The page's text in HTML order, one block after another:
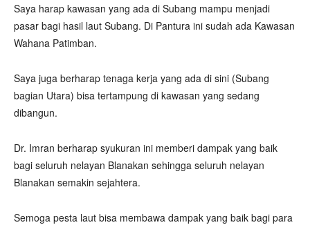
Saya harap kawasan yang ada di Subang mampu menjadi
pasar bagi hasil laut Subang. Di Pantura ini sudah ada Kawasan
Wahana Patimban.
Saya juga berharap tenaga kerja yang ada di sini (Subang
bagian Utara) bisa tertampung di kawasan yang sedang
dibangun.
Dr. Imran berharap syukuran ini memberi dampak yang baik
bagi seluruh nelayan Blanakan sehingga seluruh nelayan
Blanakan semakin sejahtera.
Semoga pesta laut bisa membawa dampak yang baik bagi para